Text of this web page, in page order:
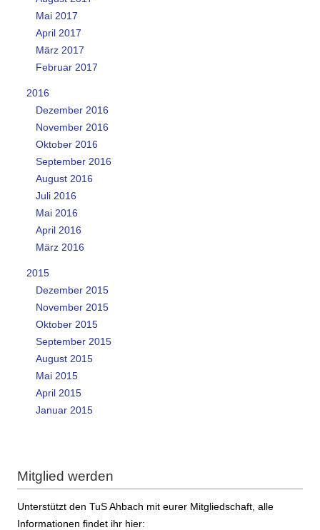
Mai 2017
April 2017
März 2017
Februar 2017
2016
Dezember 2016
November 2016
Oktober 2016
September 2016
August 2016
Juli 2016
Mai 2016
April 2016
März 2016
2015
Dezember 2015
November 2015
Oktober 2015
September 2015
August 2015
Mai 2015
April 2015
Januar 2015
Mitglied werden
Unterstützt den TuS Ahbach mit eurer Mitgliedschaft, alle
Informationen findet ihr hier: